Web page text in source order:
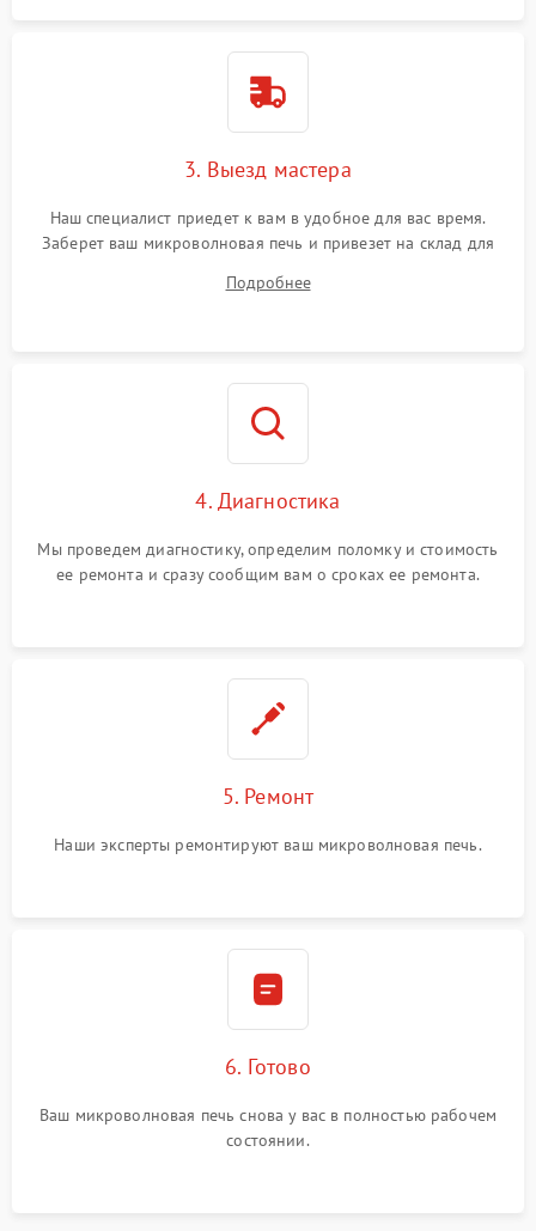
3. Выезд мастера
Наш специалист приедет к вам в удобное для вас время.
Заберет ваш микроволновая печь и привезет на склад для
Подробнее
4. Диагностика
Мы проведем диагностику, определим поломку и стоимость
ее ремонта и сразу сообщим вам о сроках ее ремонта.
5. Ремонт
Наши эксперты ремонтируют ваш микроволновая печь.
6. Готово
Ваш микроволновая печь снова у вас в полностью рабочем
состоянии.